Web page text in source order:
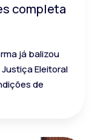
completa
já balizou
Eleitoral
de